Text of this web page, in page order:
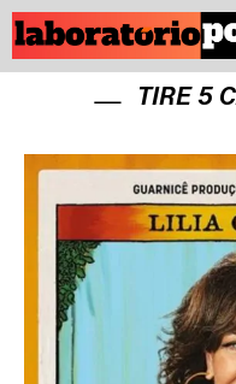
TIRE 5